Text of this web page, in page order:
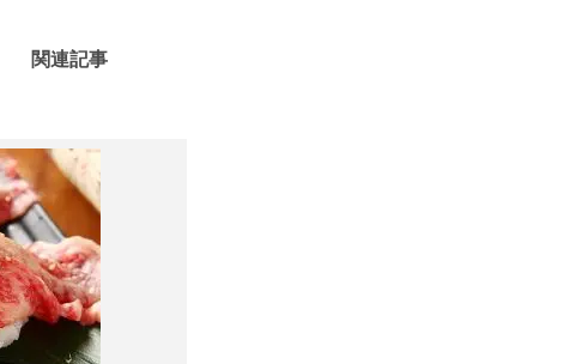
関連記事